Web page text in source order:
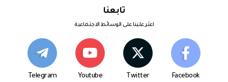
تابعنا
اعثر علينا على الوسائط الاجتماعية
Facebook
Twitter
Youtube
Telegram